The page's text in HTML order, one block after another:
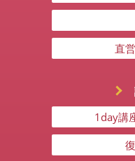
直
1day講